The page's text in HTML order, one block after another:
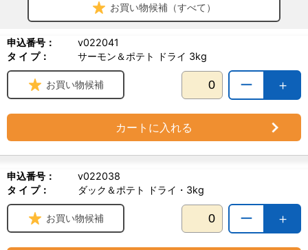
健康をサポートし、免疫力を維持します
●原産国名：アメリカ合衆国
トイ・プードル、 チワワ、 ミニチュア・ダックスフンド、 ポメラ
ニアン、 ヨークシャー・テリア、 ミニチュア・シュナウザー シ
ー・ズー パピヨン、柴、フレンチ・ブルなどにもおすすめ
お買い物候補（すべて）
申込番号：
v022041
タ イ プ：
サーモン＆ポテト ドライ 3kg
＋
ー
お買い物候補
カートに入れる
申込番号：
v022038
タ イ プ：
ダック＆ポテト ドライ・3kg
＋
ー
お買い物候補